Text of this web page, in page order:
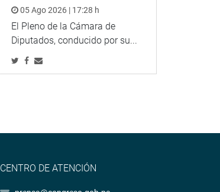
05 Ago 2026 | 17:28 h
El Pleno de la Cámara de
Diputados, conducido por su...
CENTRO DE ATENCIÓN